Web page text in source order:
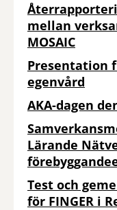
mellan
MOSAIC
Presentation
egenvård
AKA-dagen
Lärande
Test och
för FINGER i